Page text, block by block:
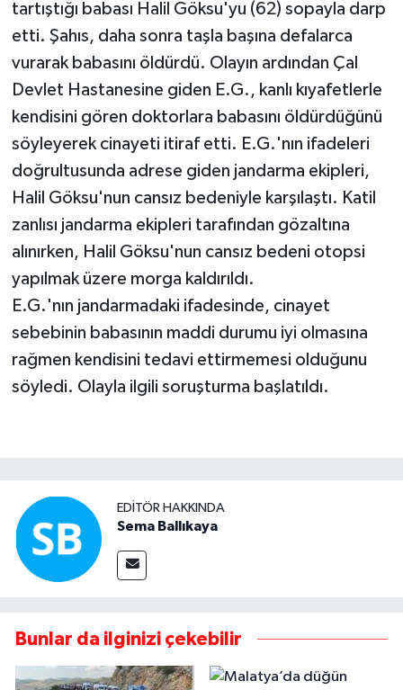
tartıştığı babası Halil Göksu'yu (62) sopayla darp
etti. Şahıs, daha sonra taşla başına defalarca
vurarak babasını öldürdü. Olayın ardından Çal
Devlet Hastanesine giden E.G., kanlı kıyafetlerle
kendisini gören doktorlara babasını öldürdüğünü
söyleyerek cinayeti itiraf etti. E.G.'nın ifadeleri
doğrultusunda adrese giden jandarma ekipleri,
Halil Göksu'nun cansız bedeniyle karşılaştı. Katil
zanlısı jandarma ekipleri tarafından gözaltına
alınırken, Halil Göksu'nun cansız bedeni otopsi
yapılmak üzere morga kaldırıldı.
E.G.'nın jandarmadaki ifadesinde, cinayet
sebebinin babasının maddi durumu iyi olmasına
rağmen kendisini tedavi ettirmemesi olduğunu
söyledi. Olayla ilgili soruşturma başlatıldı.
EDITÖR HAKKINDA
Sema Ballıkaya
Bunlar da ilginizi çekebilir